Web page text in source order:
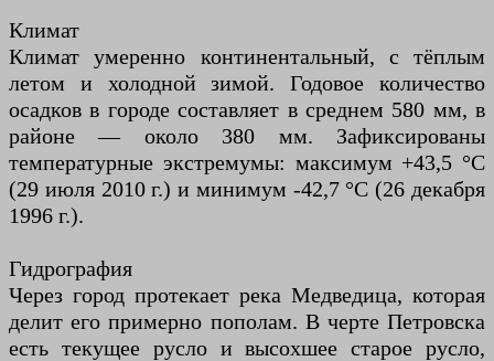
Климат
Климат умеренно континентальный, с тёплым
летом и холодной зимой. Годовое количество
осадков в городе составляет в среднем 580 мм, в
районе — около 380 мм. Зафиксированы
температурные экстремумы: максимум +43,5 °C
(29 июля 2010 г.) и минимум -42,7 °C (26 декабря
1996 г.).
Гидрография
Через город протекает река Медведица, которая
делит его примерно пополам. В черте Петровска
есть текущее русло и высохшее старое русло,